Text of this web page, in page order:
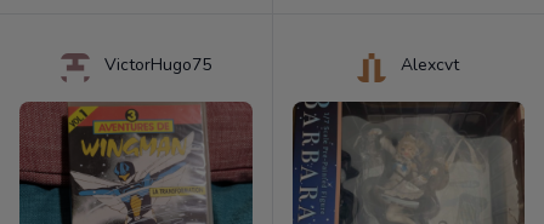
VictorHugo75 Alexcvt